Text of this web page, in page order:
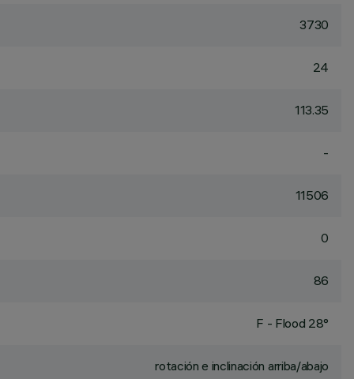
3730
24
113.35
-
11506
0
86
F - Flood 28°
rotación e inclinación arriba/abajo